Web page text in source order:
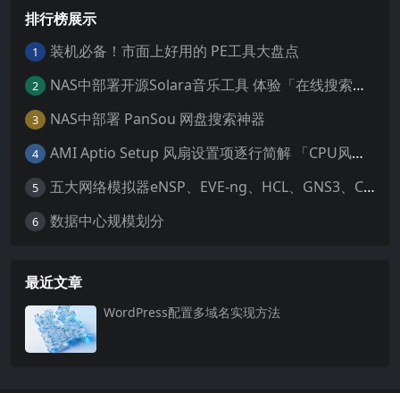
排行榜展示
1 装机必备！市面上好用的 PE工具大盘点
2 NAS中部署开源Solara音乐工具 体验「在线搜索播放、自带歌词解析、多码率下载、纯净听歌」
3 NAS中部署 PanSou 网盘搜索神器
4 AMI Aptio Setup 风扇设置项逐行简解 「CPU风扇、SYS风扇设置项实用简解」
5 五大网络模拟器eNSP、EVE-ng、HCL、GNS3、Cisco Packet Tracer
6 数据中心规模划分
最近文章
WordPress配置多域名实现方法